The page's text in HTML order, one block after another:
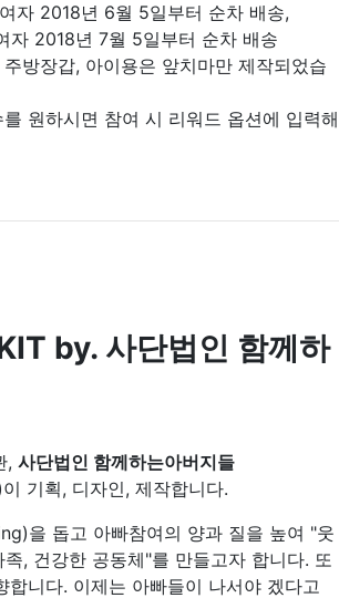
자 2018년 6월 5일부터 순차 배송,
자 2018년 7월 5일부터 순차 배송
방장갑, 아이용은 앞치마만 제작되었습
원하시면 참여 시 리워드 옵션에 입력해
by. 사단법인 함께하
, 사단법인 함께하는아버지들
이 기획, 디자인, 제작합니다.
을 돕고 아빠참여의 양과 질을 높여 "웃
, 건강한 공동체"를 만들고자 합니다. 또
합니다. 이제는 아빠들이 나서야 겠다고